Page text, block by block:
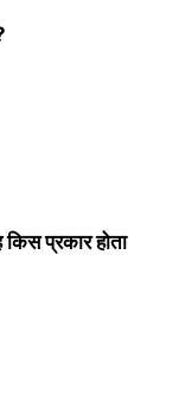
प्रकार होता